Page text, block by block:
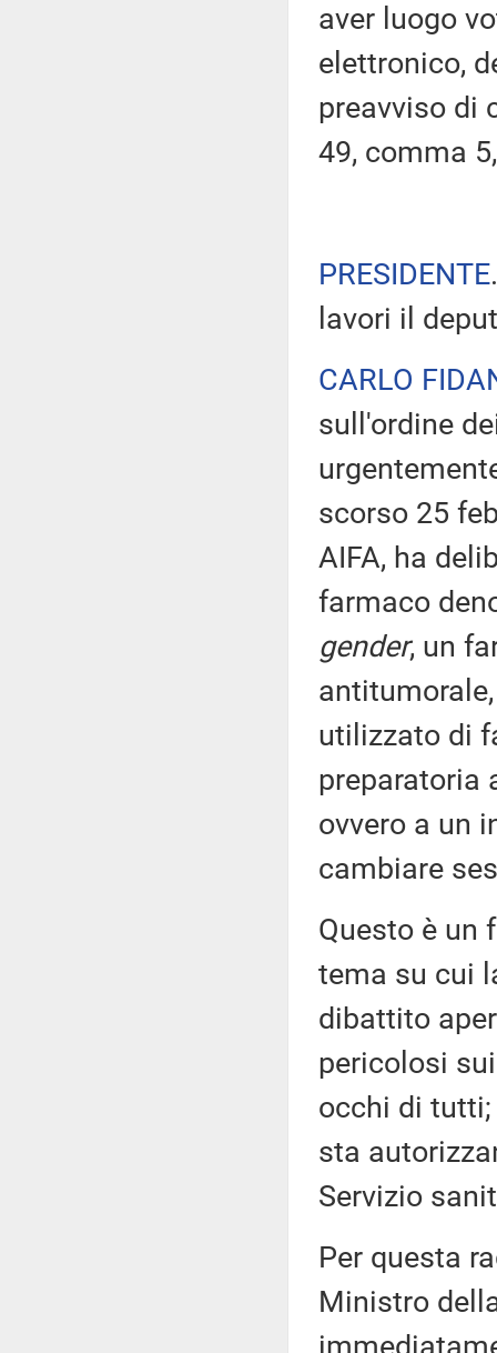
aver luogo
elettronico,
preavviso di
49, comma
PRESIDENTE
lavori il
CARLO
sull'ordine
scorso 25
AIFA, ha
farmaco
gender, un
utilizzato di
preparatoria
ovvero a un
cambiare
Questo è un
tema su cui
dibattito
pericolosi
occhi di tutti;
sta
Servizio
Per questa
Ministro